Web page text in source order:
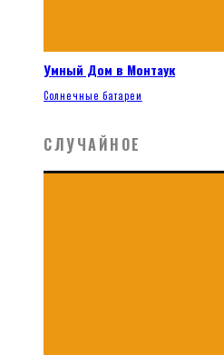
Умный Дом в Монтаук
Солнечные батареи
СЛУЧАЙНОЕ